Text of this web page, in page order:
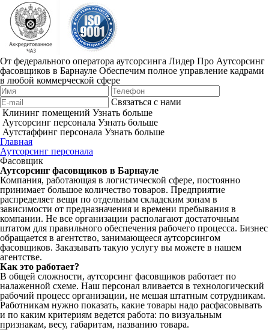
От федерального оператора аутсорсинга Лидер Про Аутсорсинг
фасовщиков в Барнауле Обеспечим полное управление кадрами
в любой коммерческой сфере
Связаться с нами
Клининг помещений Узнать больше
Аутсорсинг персонала Узнать больше
Аутстаффинг персонала Узнать больше
Главная
Аутсорсинг персонала
Фасовщик
Аутсорсинг фасовщиков в Барнауле
Компания, работающая в логистической сфере, постоянно
принимает большое количество товаров. Предприятие
распределяет вещи по отдельным складским зонам в
зависимости от предназначения и времени пребывания в
компании. Не все организации располагают достаточным
штатом для правильного обеспечения рабочего процесса. Бизнес
обращается в агентство, занимающееся аутсорсингом
фасовщиков. Заказывать такую услугу вы можете в нашем
агентстве.
Как это работает?
В общей сложности, аутсорсинг фасовщиков работает по
налаженной схеме. Наш персонал вливается в технологический
рабочий процесс организации, не мешая штатным сотрудникам.
Работникам нужно показать, какие товары надо расфасовывать
и по каким критериям ведется работа: по визуальным
признакам, весу, габаритам, названию товара.